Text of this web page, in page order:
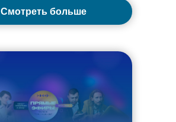
Смотреть больше